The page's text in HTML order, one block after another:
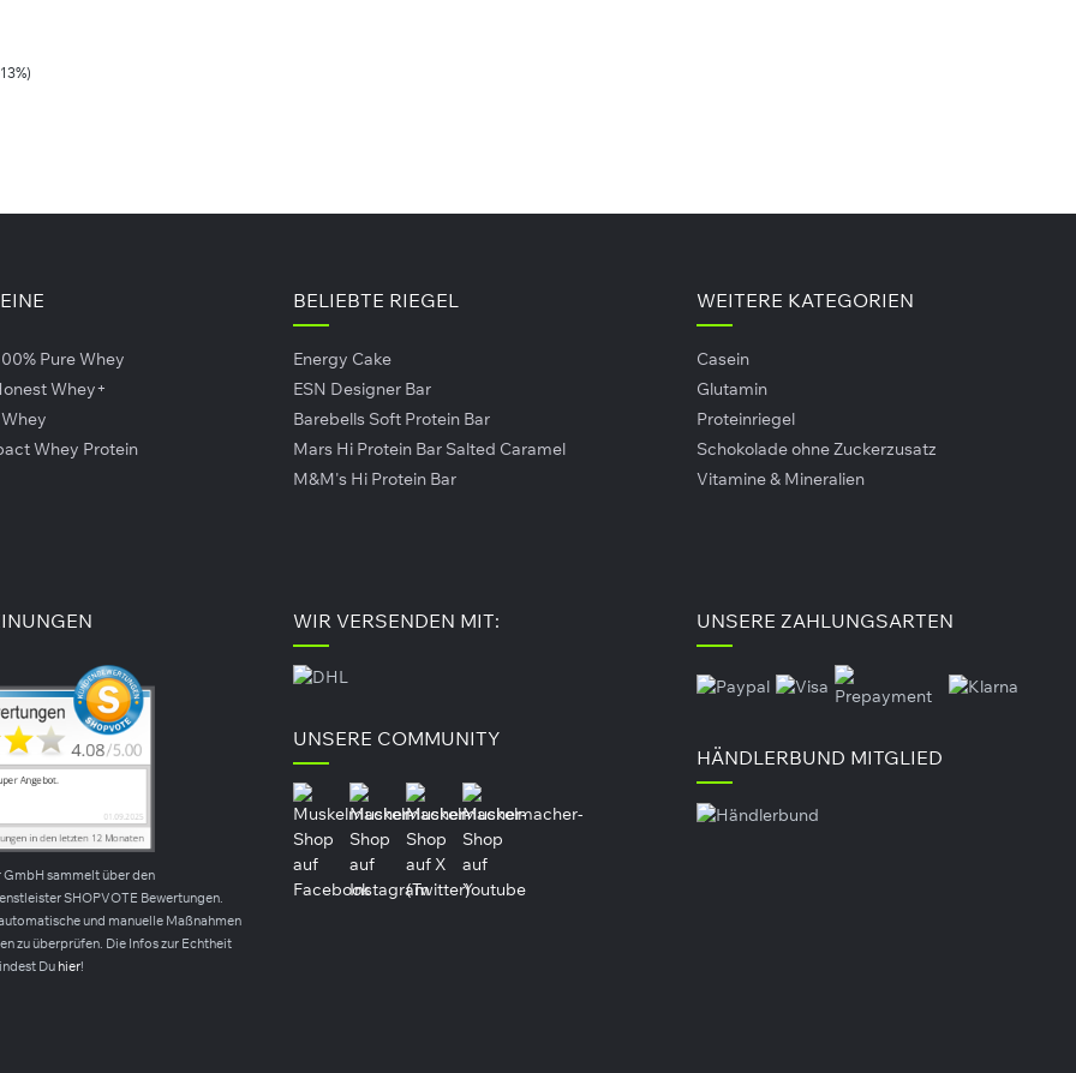
pro 100 g pro Portion (2 Bites / 50 g)
1649 kJ / 394kcal
20 g 9,9 g
7,7 g 3,9 g
27 g 13 g
31 g
0,38 g
2 g 1 g
VOLLMILCHpulver, Kakaomasse, Emulgator (Lecithine (Sonnenblume, Raps, SOJA)),
Pure Whey
Whey+
Whey Protein
BELIEBTE RIEGEL
Energy Cake
ESN Designer Bar
Barebells Soft Protein Bar
Mars Hi Protein Bar Salted Caramel
M&M's Hi Protein Bar
WEITERE KATEGORIEN
Casein
Glutamin
Proteinriegel
Schokolade ohne Zuckerzusatz
Vitamine & Mineralien
GmbH sammelt über den
SHOPVOTE Bewertungen.
und manuelle Maßnahmen
zu überprüfen. Die Infos zur Echtheit
Du hier!
WIR VERSENDEN MIT:
UNSERE COMMUNITY
UNSERE ZAHLUNGSARTEN
HÄNDLERBUND MITGLIED